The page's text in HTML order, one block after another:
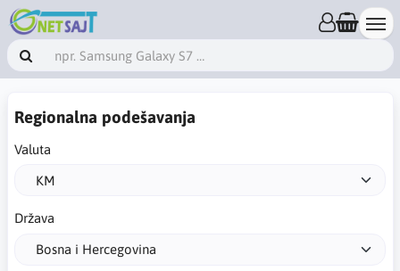
Regionalna podešavanja
Valuta
Država